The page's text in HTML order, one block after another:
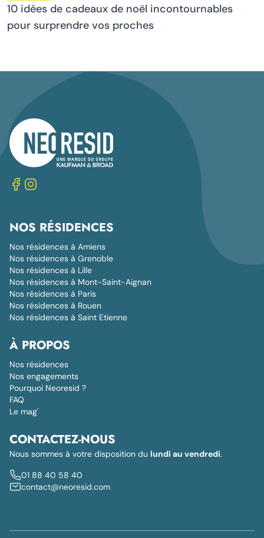
10 idées de cadeaux de noël incontournables
pour surprendre vos proches
NOS RÉSIDENCES
Nos résidences à Amiens
Nos résidences à Grenoble
Nos résidences à Lille
Nos résidences à Mont-Saint-Aignan
Nos résidences à Paris
Nos résidences à Rouen
Nos résidences à Saint Etienne
À PROPOS
Nos résidences
Nos engagements
Pourquoi Neoresid ?
FAQ
Le mag'
CONTACTEZ-NOUS
Nous sommes à votre disposition du lundi au vendredi.
01 88 40 58 40
contact@neoresid.com